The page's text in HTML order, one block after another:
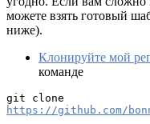
можете взять готовый
ниже).
Клонируйте мой
команде
https://github.com/